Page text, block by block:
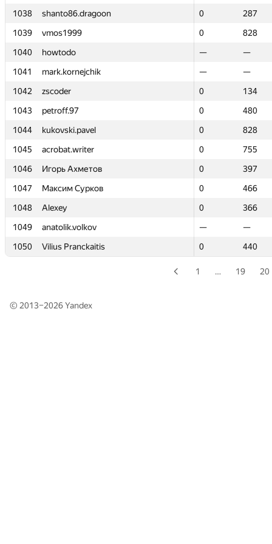
1038 shanto86.dragoon 0
287
1039
vmos1999 0
828
1040
howtodo —
—
1041
mark.kornejchik —
—
1042
zscoder 0
134
1043
petroff.97 0
480
1044
kukovski.pavel 0
828
1045
acrobat.writer 0
755
1046
Игорь Ахметов 0
397
1047
Максим Сурков 0
466
1048
Alexey 0
366
1049
anatolik.volkov —
—
1050
Vilius Pranckaitis 0 440
1038 shanto86.dragoon 0
287
1039
vmos1999 0
828
1040
howtodo —
—
1041
mark.kornejchik —
—
1042
zscoder 0
134
1043
petroff.97 0
480
1044
kukovski.pavel 0
828
1045
acrobat.writer 0
755
1046
Игорь Ахметов 0
397
1047
Максим Сурков 0
466
1048
Alexey 0
366
1049
anatolik.volkov —
—
1050
Vilius Pranckaitis 0 440
1 … 19 20
© 2013–2026Yandex